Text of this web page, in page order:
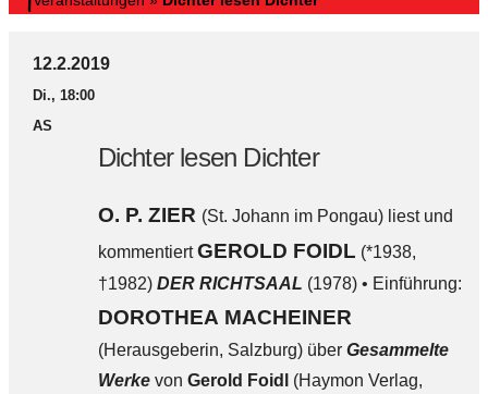
12.2.2019
Di., 18:00
AS
Dichter lesen Dichter
O. P. ZIER (St. Johann im Pongau) liest und
kommentiertGEROLD FOIDL (*1938,
†1982) DER RICHTSAAL (1978) • Einführung:
DOROTHEA MACHEINER
(Herausgeberin, Salzburg) über Gesammelte
Werke von Gerold Foidl
(Haymon Verlag,